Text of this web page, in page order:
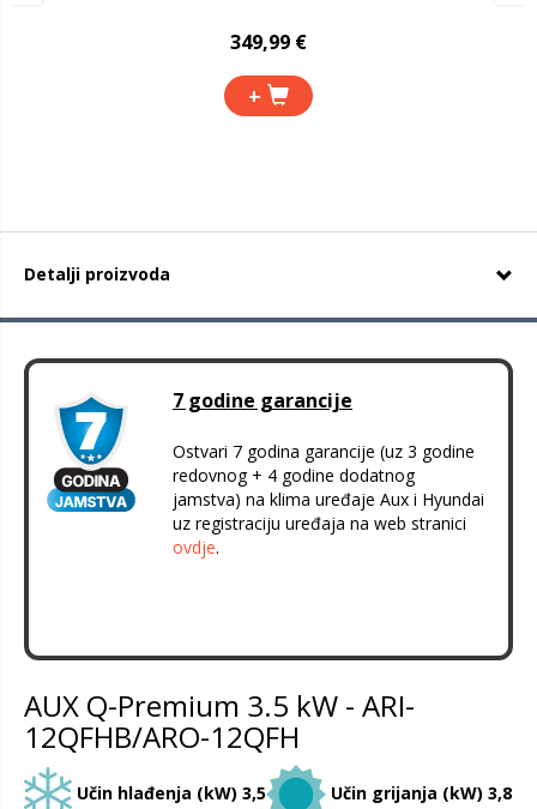
349,99 €
+
Detalji proizvoda
7 godine garancije
Ostvari 7 godina garancije (uz 3 godine
redovnog + 4 godine dodatnog
jamstva) na klima uređaje Aux i Hyundai
uz registraciju uređaja na web stranici
ovdje.
AUX Q-Premium 3.5 kW - ARI-
12QFHB/ARO-12QFH
Učin hlađenja (kW) 3,5 Učin grijanja (kW) 3,8